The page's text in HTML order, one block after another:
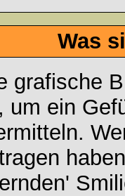
Was
grafische
um ein